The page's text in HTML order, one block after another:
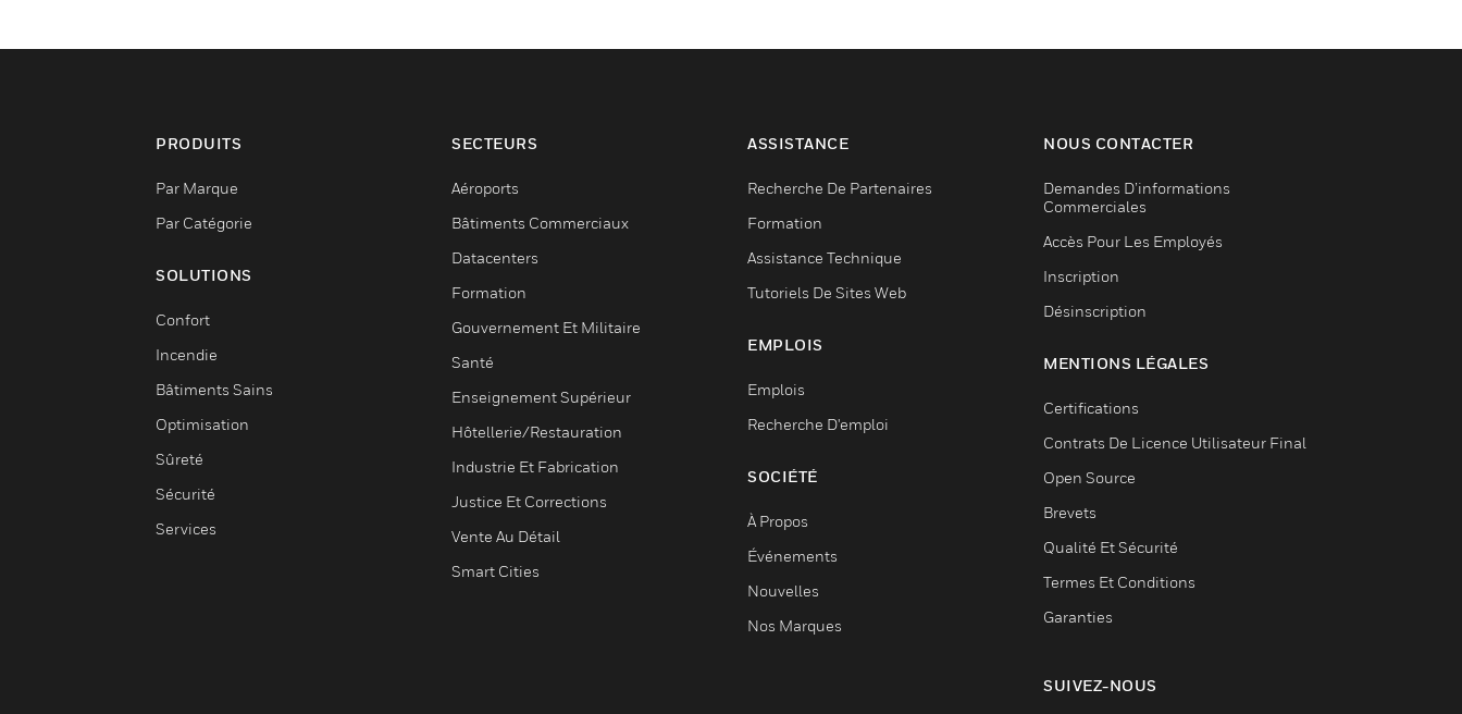
PRODUITS
Par Marque
Par Catégorie
SOLUTIONS
Confort
Incendie
Bâtiments Sains
Optimisation
Sûreté
Sécurité
Services
SECTEURS
Aéroports
Bâtiments Commerciaux
Datacenters
Formation
Gouvernement Et Militaire
Santé
Enseignement Supérieur
Hôtellerie/Restauration
Industrie Et Fabrication
Justice Et Corrections
Vente Au Détail
Smart Cities
ASSISTANCE
Recherche De Partenaires
Formation
Assistance Technique
Tutoriels De Sites Web
EMPLOIS
Emplois
Recherche D'emploi
SOCIÉTÉ
À Propos
Événements
Nouvelles
Nos Marques
NOUS CONTACTER
Demandes D’informations
Commerciales
Accès Pour Les Employés
Inscription
Désinscription
MENTIONS LÉGALES
Certifications
Contrats De Licence Utilisateur Final
Open Source
Brevets
Qualité Et Sécurité
Termes Et Conditions
Garanties
SUIVEZ-NOUS